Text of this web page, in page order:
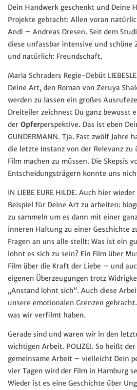
Dein Handwerk geschenkt und Deine
Projekte gebracht: Allen voran
Andi – Andreas Dresen. Seit dem
diese unfassbar intensive und schöne
und natürlich: Freundschaft.
Maria Schraders Regie-Debüt
Deine Art, den Roman von Zeruya
werden zu lassen ein großes
Dreiteiler zeichnest Du ganz bewusst
der Opferperspektive. Das ist eben
GUNDERMANN. Tja. Fast zwölf Jahre
die letzte Instanz von der Relevanz zu
Film machen zu müssen. Die Skepsis
Entscheidungsträgern konnte uns
IN LIEBE EURE HILDE. Auch hier
Beispiel für Deine Art zu arbeiten:
zu sammeln um es dann mit einer
inneren Haltung zu einer Geschichte
Fragen an uns alle stellt: Was ist ein
lohnt es sich zu sein? Ein Film über
Film über die Kraft der Liebe – und
eigenen Überzeugungen trotz
„Anstand lohnt sich“. Auch diese
unsere emotionalen Grenzen
was wir verfilmt haben.
Gerade sind und waren wir in den
wichtigen Arbeit. POLIZEI. So heißt der
gemeinsame Arbeit – vielleicht Dein
vier Tagen wird der Film in Hamburg
Wieder ist es eine Geschichte über